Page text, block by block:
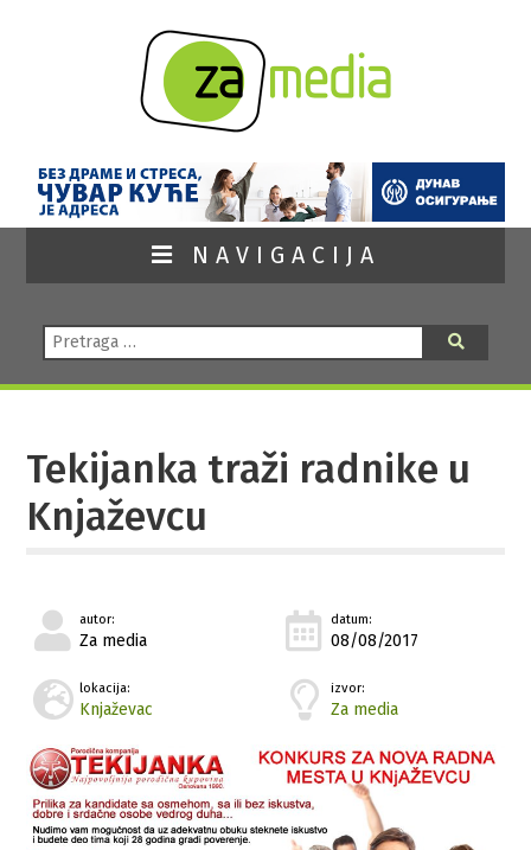
NAVIGACIJA
Pretraga:
Tekijanka traži radnike u
Knjaževcu
autor:
Za media
datum:
08/08/2017
lokacija:
Knjaževac
izvor:
Za media